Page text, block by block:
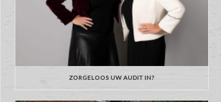
ZORGELOOS UW AUDIT IN?